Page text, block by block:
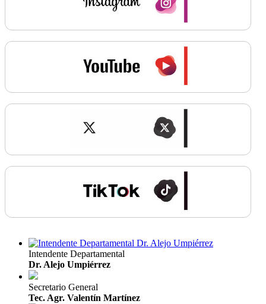
Intendente Departamental
Dr. Alejo Umpiérrez
Secretario General
Tec. Agr. Valentín Martínez